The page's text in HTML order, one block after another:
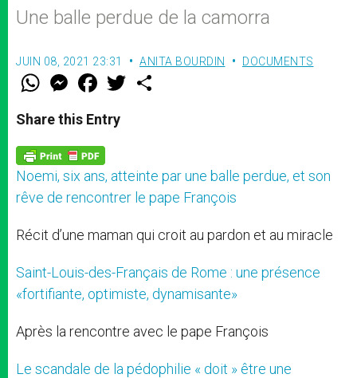
Une balle perdue de la camorra
JUIN 08, 2021 23:31 ANITA BOURDIN DOCUMENTS
W
t
s
p
p
M
e
s
e
g
e
r
F
a
e
b
o
k
w
Share this Entry
Noemi, six ans, atteinte par une balle perdue, et son
rêve de rencontrer le pape François
Récit d’une maman qui croit au pardon et au miracle
Saint-Louis-des-Français de Rome : une présence
«fortifiante, optimiste, dynamisante»
Après la rencontre avec le pape François
Le scandale de la pédophilie « doit » être une